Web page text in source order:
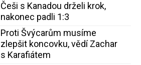
Češi s Kanadou drželi krok,
nakonec padli 1:3
Proti Švýcarům musíme
zlepšit koncovku, vědí Zachar
s Karafiátem